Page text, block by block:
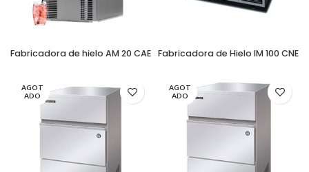
Fabricadora de hielo AM 20 CAE Fabricadora de Hielo IM 100 CNE
AGOT
ADO
AGOT
ADO